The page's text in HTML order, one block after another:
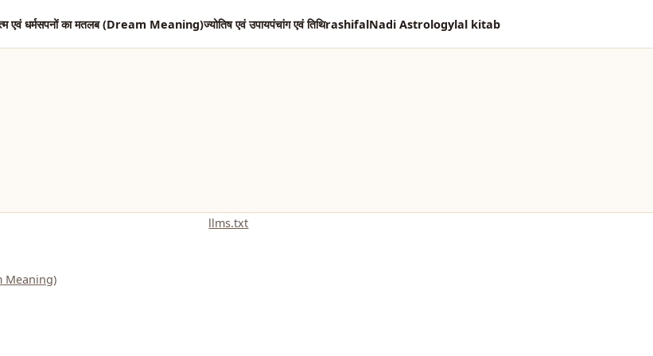
एवं धर्मसपनों का मतलब (Dream Meaning)ज्योतिष एवं उपायपंचांग एवं तिथिrashifalNadi Astrologylal kitab
Meaning)
llms.txt